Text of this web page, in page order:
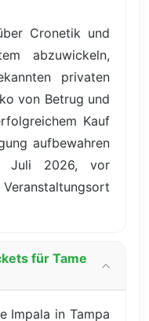
Cronetik und
abzuwickeln,
privaten
von Betrug und
Kauf
aufbewahren
Juli 2026, vor
für Tame
Impala in Tampa